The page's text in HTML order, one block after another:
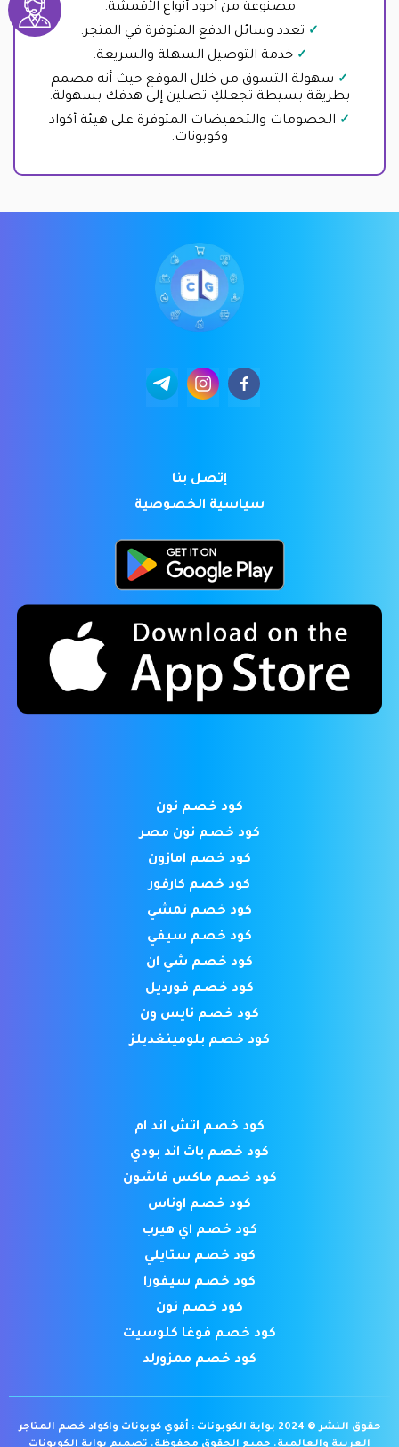
مصنوعة من أجود أنواع الأقمشة.
تعدد وسائل الدفع المتوفرة في المتجر.
خدمة التوصيل السهلة والسريعة.
سهولة التسوق من خلال الموقع حيث أنه مصمم
بطريقة بسيطة تجعلكِ تصلين إلى هدفك بسهولة.
الخصومات والتخفيضات المتوفرة على هيئة أكواد
وكوبونات.
إتصل بنا
سياسية الخصوصية
كود خصم نون
كود خصم نون مصر
كود خصم امازون
كود خصم كارفور
كود خصم نمشي
كود خصم سيفي
كود خصم شي ان
كود خصم فورديل
كود خصم نايس ون
كود خصم بلومينغديلز
كود خصم اتش اند ام
كود خصم باث اند بودي
كود خصم ماكس فاشون
كود خصم اوناس
كود خصم اي هيرب
كود خصم ستايلي
كود خصم سيفورا
كود خصم نون
كود خصم فوغا كلوسيت
كود خصم ممزورلد
حقوق النشر © 2024 بوابة الكوبونات : أقوي كوبونات واكواد خصم المتاجر
العربية والعالمية. جميع الحقوق محفوظة. تصميم بوابة الكوبونات